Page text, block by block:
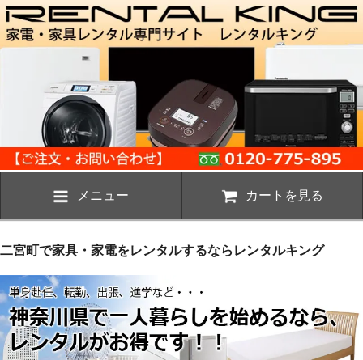
メニュー カートを見る
二宮町で家具・家電をレンタルするならレンタルキング